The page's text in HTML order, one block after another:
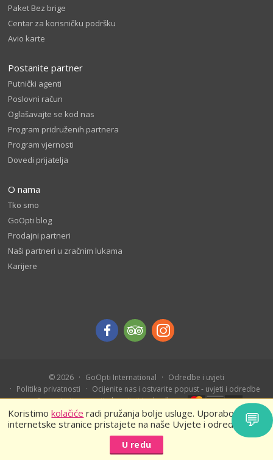
Koristimokolačiće radi pružanja bolje usluge. Uporabom naše
internetske stranice pristajete na naše Uvjete i odredbe.
U redu
Paket Bez brige
Centar za korisničku podršku
Avio karte
Postanite partner
Putnički agenti
Poslovni račun
Oglašavajte se kod nas
Program pridruženih partnera
Program vjernosti
Dovedi prijatelja
O nama
Tko smo
GoOpti blog
Prodajni partneri
Naši partneri u zračnim lukama
Karijere
© 2026 GoOpti International
Odredbe i uvjeti
Politika privatnosti
Ocijenite nas i ostvarite popust - uvjeti i odredbe
Rezervirajte unaprijed - uvijeti i odredbe
💬